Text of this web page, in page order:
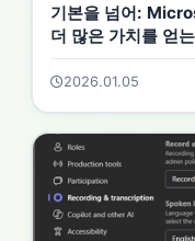
기본을 넘어:
더 많은 가치를 얻
2026.01.05